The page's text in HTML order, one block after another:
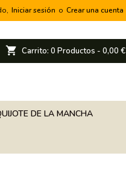
Iniciar sesión o Crear una cuenta
shopping_cart Carrito: 0 Productos - 0,00 €
DE LA MANCHA